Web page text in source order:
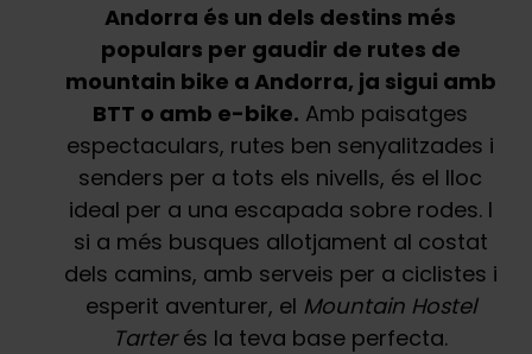
Andorra és un dels destins més
populars per gaudir de rutes de
mountain bike a Andorra, ja sigui amb
BTT o amb e-bike. Amb paisatges
espectaculars, rutes ben senyalitzades i
senders per a tots els nivells, és el lloc
ideal per a una escapada sobre rodes. I
si a més busques allotjament al costat
dels camins, amb serveis per a ciclistes i
esperit aventurer, el Mountain Hostel
Tarterés la teva base perfecta.